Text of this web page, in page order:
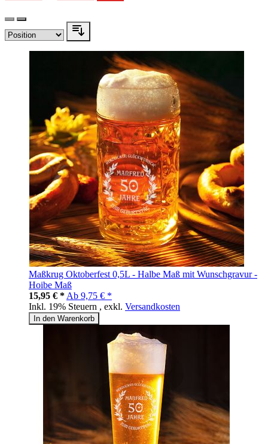
Maßkrug Oktoberfest 0,5L - Halbe Maß mit Wunschgravur -
Hoibe Maß
15,95 € * Ab 9,75 € *
Inkl. 19% Steuern , exkl. Versandkosten
In den Warenkorb